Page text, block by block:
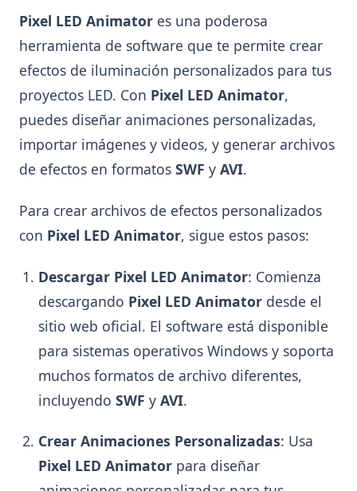
Pixel LED Animator es una poderosa
herramienta de software que te permite crear
efectos de iluminación personalizados para tus
proyectos LED. Con Pixel LED Animator,
puedes diseñar animaciones personalizadas,
importar imágenes y videos, y generar archivos
de efectos en formatos SWF y AVI.
Para crear archivos de efectos personalizados
con Pixel LED Animator, sigue estos pasos:
Descargar Pixel LED Animator: Comienza
descargando Pixel LED Animator desde el
sitio web oficial. El software está disponible
para sistemas operativos Windows y soporta
muchos formatos de archivo diferentes,
incluyendo SWF y AVI.
Crear Animaciones Personalizadas: Usa
Pixel LED Animator para diseñar